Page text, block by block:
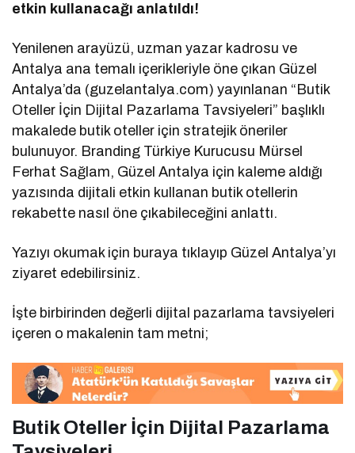
etkin kullanacağı anlatıldı!
Yenilenen arayüzü, uzman yazar kadrosu ve
Antalya ana temalı içerikleriyle öne çıkan Güzel
Antalya’da (guzelantalya.com) yayınlanan “Butik
Oteller İçin Dijital Pazarlama Tavsiyeleri” başlıklı
makalede butik oteller için stratejik öneriler
bulunuyor. Branding Türkiye Kurucusu Mürsel
Ferhat Sağlam, Güzel Antalya için kaleme aldığı
yazısında dijitali etkin kullanan butik otellerin
rekabette nasıl öne çıkabileceğini anlattı.
Yazıyı okumak için buraya tıklayıp Güzel Antalya’yı
ziyaret edebilirsiniz.
İşte birbirinden değerli dijital pazarlama tavsiyeleri
içeren o makalenin tam metni;
Butik Oteller İçin Dijital Pazarlama